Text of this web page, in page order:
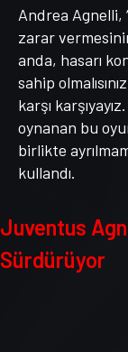
Andrea Agnelli,
zarar
anda, hasarı
sahip
karşı
oynanan bu
birlikte
kullandı.
Juventus
Sürdürüyor